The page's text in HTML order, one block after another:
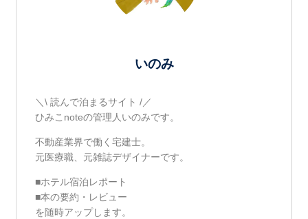
いのみ
＼\ 読んで泊まるサイト /／
ひみこnoteの管理人いのみです。
不動産業界で働く宅建士。
元医療職、元雑誌デザイナーです。
■ホテル宿泊レポート
■本の要約・レビュー
を随時アップします。